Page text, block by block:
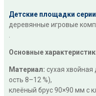
Детские площадки
деревянные игровые
Основные
Материал: сухая
ость 8–12 %),
клеёный брус 90×90 мм с